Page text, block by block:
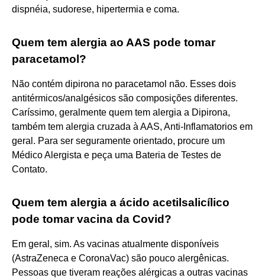
dispnéia, sudorese, hipertermia e coma.
Quem tem alergia ao AAS pode tomar
paracetamol?
Não contém dipirona no paracetamol não. Esses dois
antitérmicos/analgésicos são composições diferentes.
Caríssimo, geralmente quem tem alergia a Dipirona,
também tem alergia cruzada à AAS, Anti-Inflamatorios em
geral. Para ser seguramente orientado, procure um
Médico Alergista e peça uma Bateria de Testes de
Contato.
Quem tem alergia a ácido acetilsalicílico
pode tomar vacina da Covid?
Em geral, sim. As vacinas atualmente disponíveis
(AstraZeneca e CoronaVac) são pouco alergênicas.
Pessoas que tiveram reações alérgicas a outras vacinas